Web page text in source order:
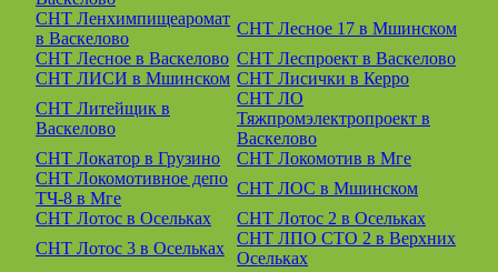
СНТ Ленхимпищеаромат
в Васкелово
СНТ Лесное 17 в Мшинском
СНТ Лесное в Васкелово СНТ Леспроект в Васкелово
СНТ ЛИСИ в Мшинском СНТ Лисички в Керро
СНТ Литейщик в
Васкелово
СНТ ЛО
Тяжпромэлектропроект в
Васкелово
СНТ Локатор в Грузино
СНТ Локомотив в Мге
СНТ Локомотивное депо
ТЧ-8 в Мге
СНТ ЛОС в Мшинском
СНТ Лотос в Осельках
СНТ Лотос 2 в Осельках
СНТ Лотос 3 в Осельках
СНТ ЛПО СТО 2 в Верхних
Осельках